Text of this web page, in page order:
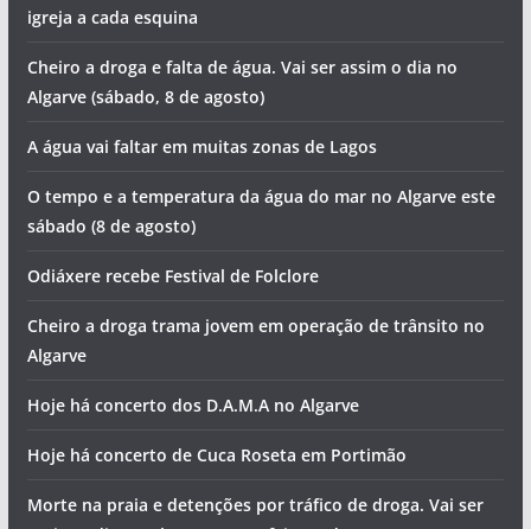
igreja a cada esquina
Cheiro a droga e falta de água. Vai ser assim o dia no
Algarve (sábado, 8 de agosto)
A água vai faltar em muitas zonas de Lagos
O tempo e a temperatura da água do mar no Algarve este
sábado (8 de agosto)
Odiáxere recebe Festival de Folclore
Cheiro a droga trama jovem em operação de trânsito no
Algarve
Hoje há concerto dos D.A.M.A no Algarve
Hoje há concerto de Cuca Roseta em Portimão
Morte na praia e detenções por tráfico de droga. Vai ser